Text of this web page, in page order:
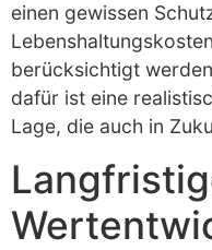
einen gewissen
berücksichtigt
dafür ist eine
Lage, die auch in